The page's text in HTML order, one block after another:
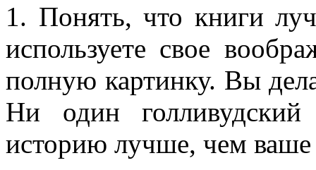
1. Понять, что книги
используете свое
полную картинку. Вы
Ни один
историю лучше, чем